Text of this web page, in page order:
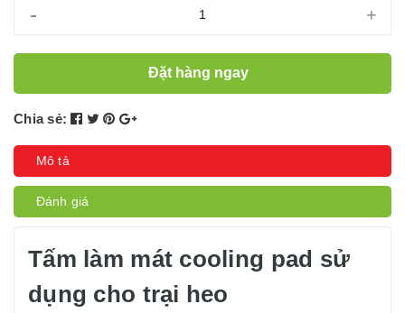
- +
Đặt hàng ngay
Chia sẻ:
Mô tả
Đánh giá
Tấm làm mát cooling pad sử
dụng cho trại heo